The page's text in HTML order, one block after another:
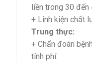
liền trong 30 đến
+ Linh kiện chất
Trung thực:
+ Chẩn đoán
tính phí.